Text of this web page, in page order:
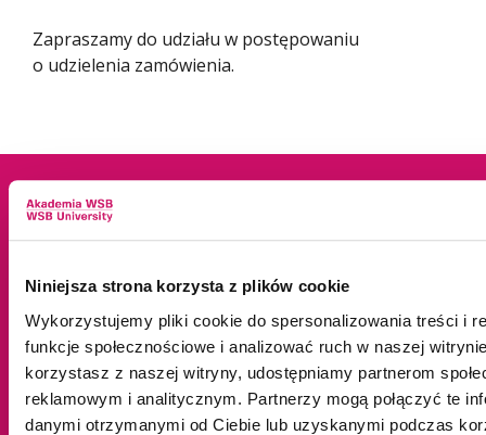
Niniejsza strona korzysta z plików cookie
Wykorzystujemy pliki cookie do spersonalizowania treści i
funkcje społecznościowe i analizować ruch w naszej
korzystasz z naszej witryny, udostępniamy partnerom
reklamowym i analitycznym. Partnerzy mogą połączyć te
danymi otrzymanymi od Ciebie lub uzyskanymi podczas
Zapraszamy do udziału w postępowaniu
o udzielenia zamówienia.
Dane adresowe
ul. Cieplaka 1C
41-300 Dąbrowa
Górnicza
tel. +48 32 295 93 00
email:info@wsb.edu.pl
Cieszyn
Dąbrowa Górnicza
Gliwice
Jaworzno
Katowice